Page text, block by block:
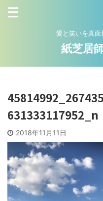
愛と笑いを真面
紙芝居
631333117952_n
2018年11月11日